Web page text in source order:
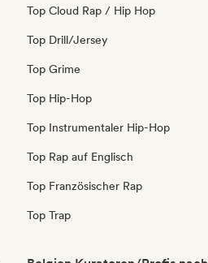
Top Cloud Rap / Hip Hop
Top Drill/Jersey
Top Grime
Top Hip-Hop
Top Instrumentaler Hip-Hop
Top Rap auf Englisch
Top Französischer Rap
Top Trap